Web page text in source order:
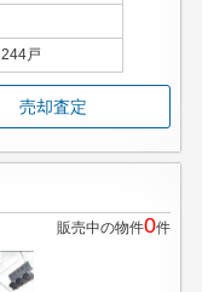
244戸
売却査定
販売中の物件0件